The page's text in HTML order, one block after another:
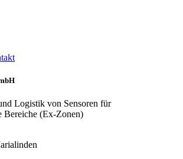
Logistik von Sensoren für
Bereiche (Ex-Zonen)